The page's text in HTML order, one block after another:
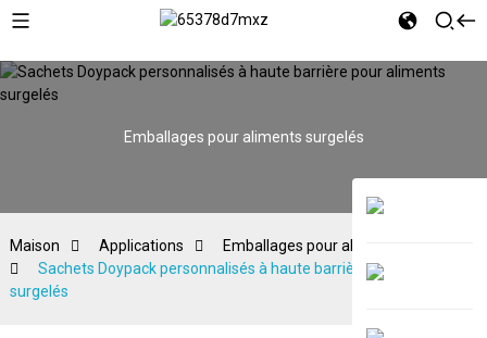
Emballages pour aliments surgelés
Maison Applications
Emballages pour aliments surgelés
Sachets Doypack personnalisés à haute barrière pour aliments
surgelés